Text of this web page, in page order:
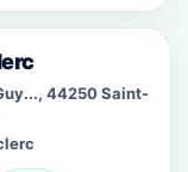
44250 Saint-